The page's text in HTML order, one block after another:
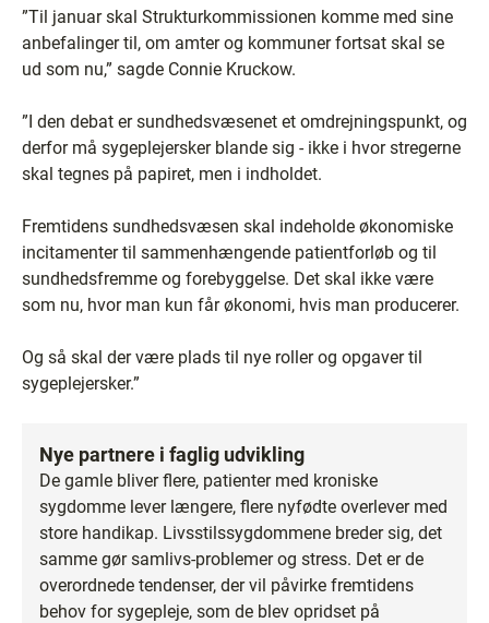
”Til januar skal Strukturkommissionen komme med sine
anbefalinger til, om amter og kommuner fortsat skal se
ud som nu,” sagde Connie Kruckow.
”I den debat er sundhedsvæsenet et omdrejningspunkt, og
derfor må sygeplejersker blande sig - ikke i hvor stregerne
skal tegnes på papiret, men i indholdet.
Fremtidens sundhedsvæsen skal indeholde økonomiske
incitamenter til sammenhængende patientforløb og til
sundhedsfremme og forebyggelse. Det skal ikke være
som nu, hvor man kun får økonomi, hvis man producerer.
Og så skal der være plads til nye roller og opgaver til
sygeplejersker.”
Nye partnere i faglig udvikling
De gamle bliver flere, patienter med kroniske
sygdomme lever længere, flere nyfødte overlever med
store handikap. Livsstilssygdommene breder sig, det
samme gør samlivs-problemer og stress. Det er de
overordnede tendenser, der vil påvirke fremtidens
behov for sygepleje, som de blev opridset på